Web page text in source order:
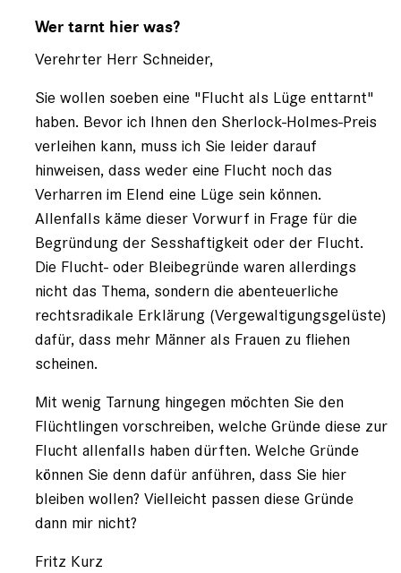
auf
Hanns
(nicht
registriert)
Wer tarnt hier was?
Verehrter Herr Schneider,
Sie wollen soeben eine "Flucht als Lüge enttarnt"
haben. Bevor ich Ihnen den Sherlock-Holmes-Preis
verleihen kann, muss ich Sie leider darauf
hinweisen, dass weder eine Flucht noch das
Verharren im Elend eine Lüge sein können.
Allenfalls käme dieser Vorwurf in Frage für die
Begründung der Sesshaftigkeit oder der Flucht.
Die Flucht- oder Bleibegründe waren allerdings
nicht das Thema, sondern die abenteuerliche
rechtsradikale Erklärung (Vergewaltigungsgelüste)
dafür, dass mehr Männer als Frauen zu fliehen
scheinen.
Mit wenig Tarnung hingegen möchten Sie den
Flüchtlingen vorschreiben, welche Gründe diese zur
Flucht allenfalls haben dürften. Welche Gründe
können Sie denn dafür anführen, dass Sie hier
bleiben wollen? Vielleicht passen diese Gründe
dann mir nicht?
Fritz Kurz